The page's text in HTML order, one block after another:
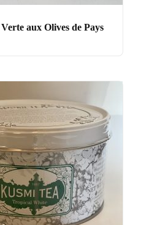
aux Olives de Pays